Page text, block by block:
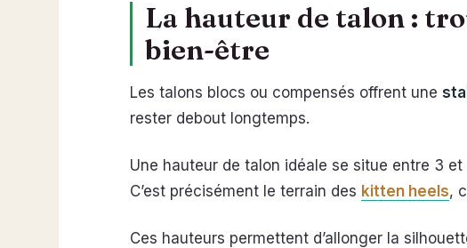
La hauteur de talon :
bien-être
Les talons blocs ou compensés offrent une
rester debout longtemps.
Une hauteur de talon idéale se situe entre 3 et
C’est précisément le terrain des kitten heels,
Ces hauteurs permettent d’allonger la